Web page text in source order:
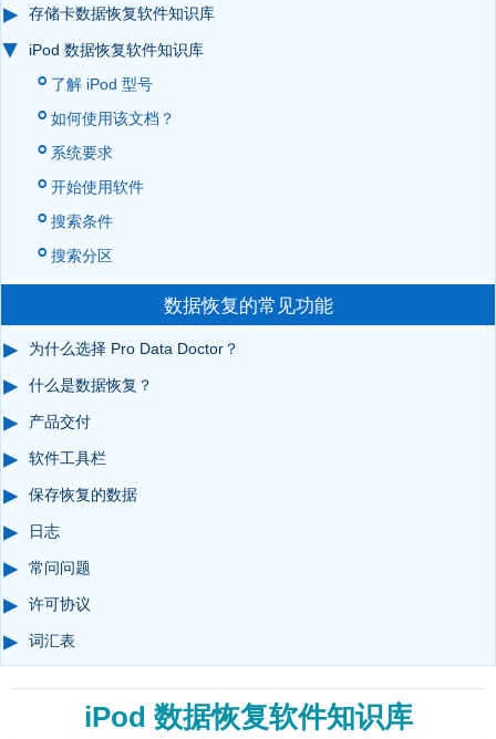
存储卡数据恢复软件知识库
iPod 数据恢复软件知识库
了解 iPod 型号
如何使用该文档？
系统要求
开始使用软件
搜索条件
搜索分区
数据恢复的常见功能
为什么选择 Pro Data Doctor？
什么是数据恢复？
产品交付
软件工具栏
保存恢复的数据
日志
常问问题
许可协议
词汇表
iPod 数据恢复软件知识库